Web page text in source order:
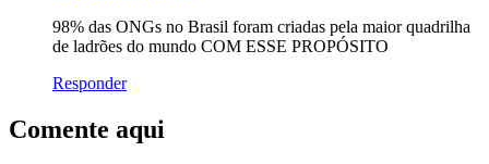
98% das ONGs no Brasil foram criadas pela maior quadrilha
de ladrões do mundo COM ESSE PROPÓSITO
Responder
Comente aqui